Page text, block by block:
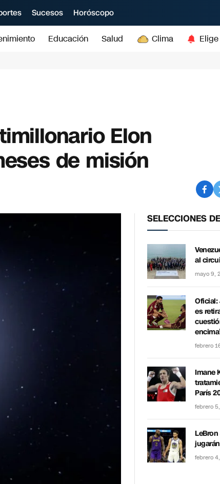
Sucesos Horóscopo
Educación Salud Clima
Elon
de misión
SELECCIONES
al
mayo 9,
Oficial:
es
febrero
Imane
París
febrero
febrero